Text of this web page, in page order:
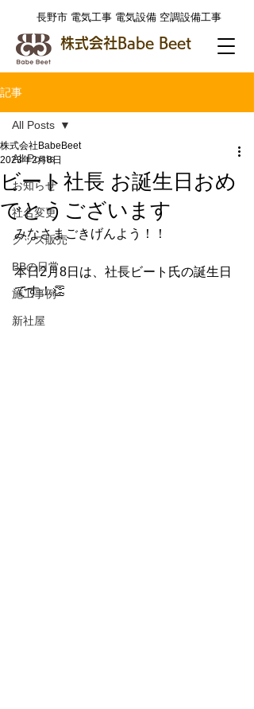
株式会社Babe Beet
​長野市 電気工事 電気設備 空調設備工事
記事
All Posts
お知らせ
社名変更
グッズ販売
BBの日常
施工事例
新社屋
All Posts
ビート社長 お誕生日おめ
でとうございます
株式会社BabeBeet
2023年2月8日
みなさまごきげんよう！！
本日2月8日は、社長ビート氏の誕生日
です！👏